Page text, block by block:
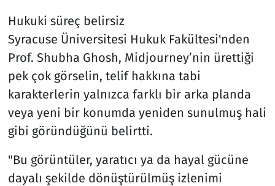
Hukuki süreç belirsiz
Syracuse Üniversitesi Hukuk Fakültesi'nden
Prof. Shubha Ghosh, Midjourney’nin ürettiği
pek çok görselin, telif hakkına tabi
karakterlerin yalnızca farklı bir arka planda
veya yeni bir konumda yeniden sunulmuş hali
gibi göründüğünü belirtti.
"Bu görüntüler, yaratıcı ya da hayal gücüne
dayalı şekilde dönüştürülmüş izlenimi